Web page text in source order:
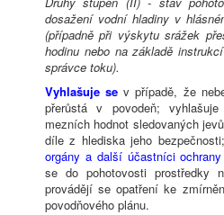
dosažení vodní hladiny v
(případně při výskytu srážek
hodinu nebo na základě
správce toku).
Vyhlašuje se v případě, že
přerůstá v povodeň;
mezních hodnot sledovaných
díle z hlediska jeho
orgány a další účastníci
se do pohotovosti prostředky
provádějí se opatření ke
povodňového plánu.